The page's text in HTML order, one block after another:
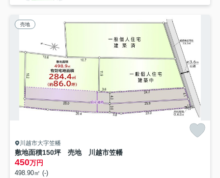
売地
川越市大字笠幡
敷地面積150坪 売地 川越市笠幡
450万円
498.90㎡ (-)